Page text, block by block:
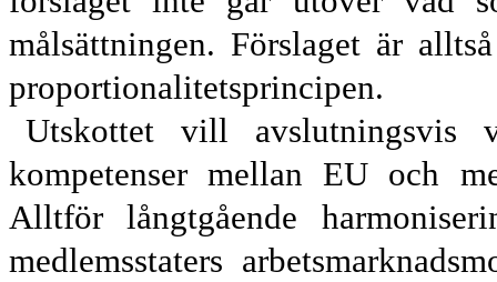
målsättningen. Förslaget är
proportionalitetsprincipen.
Utskottet vill avslutningsvis
kompetenser mellan EU och
Alltför långtgående
medlemsstaters arbetsmarknads